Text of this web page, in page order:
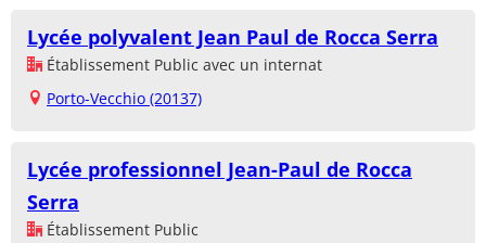
Lycée polyvalent Jean Paul de Rocca Serra
Établissement Public avec un internat
Porto-Vecchio (20137)
Lycée professionnel Jean-Paul de Rocca
Serra
Établissement Public